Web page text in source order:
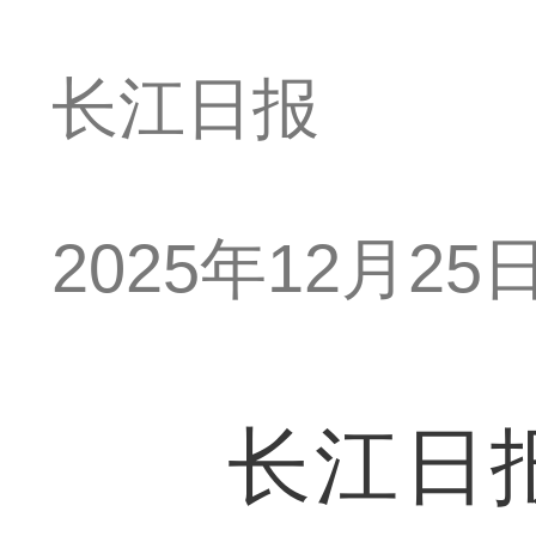
长江日报
2025年12月25
长江日报